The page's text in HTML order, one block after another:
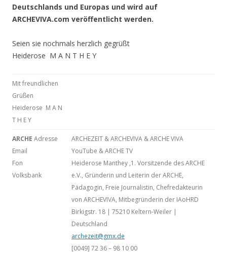
Deutschlands und Europas und wird auf
ARCHEVIVA.com veröffentlicht werden.
Seien sie nochmals herzlich gegrüßt
Heiderose M A N T H E Y
Mit freundlichen
Grüßen
Heiderose M A N
T H E Y
ARCHE Adresse
Email
Fon
Volksbank
ARCHEZEIT & ARCHEVIVA & ARCHE VIVA
YouTube & ARCHE TV
Heiderose Manthey ,1. Vorsitzende des ARCHE
e.V., Gründerin und Leiterin der ARCHE,
Pädagogin, Freie Journalistin, Chefredakteurin
von ARCHEVIVA, Mitbegründerin der IAoHRD
Birkigstr. 18 | 75210 Keltern-Weiler |
Deutschland
archezeit@gmx.de
[0049] 72 36 – 98 10 00